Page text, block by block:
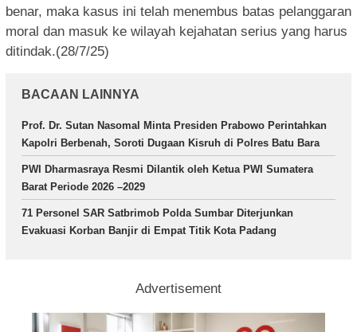
benar, maka kasus ini telah menembus batas pelanggaran
moral dan masuk ke wilayah kejahatan serius yang harus
ditindak.(28/7/25)
BACAAN LAINNYA
Prof. Dr. Sutan Nasomal Minta Presiden Prabowo Perintahkan
Kapolri Berbenah, Soroti Dugaan Kisruh di Polres Batu Bara
PWI Dharmasraya Resmi Dilantik oleh Ketua PWI Sumatera
Barat Periode 2026 –2029
71 Personel SAR Satbrimob Polda Sumbar Diterjunkan
Evakuasi Korban Banjir di Empat Titik Kota Padang
Advertisement